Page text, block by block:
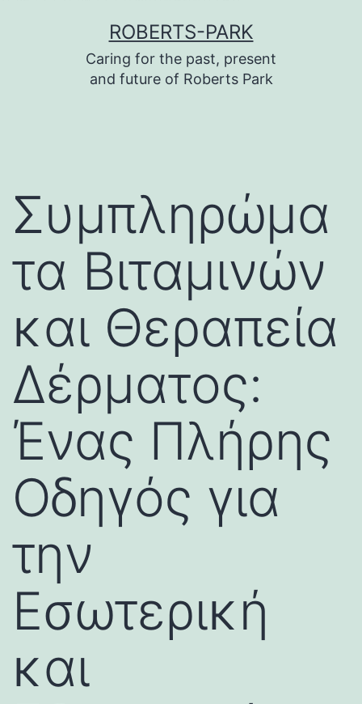
ROBERTS-PARK
Caring for the past, present
and future of Roberts Park
Συμπληρώμα
τα Βιταμινών
και Θεραπεία
Δέρματος:
Ένας Πλήρης
Οδηγός για
την
Εσωτερική
και